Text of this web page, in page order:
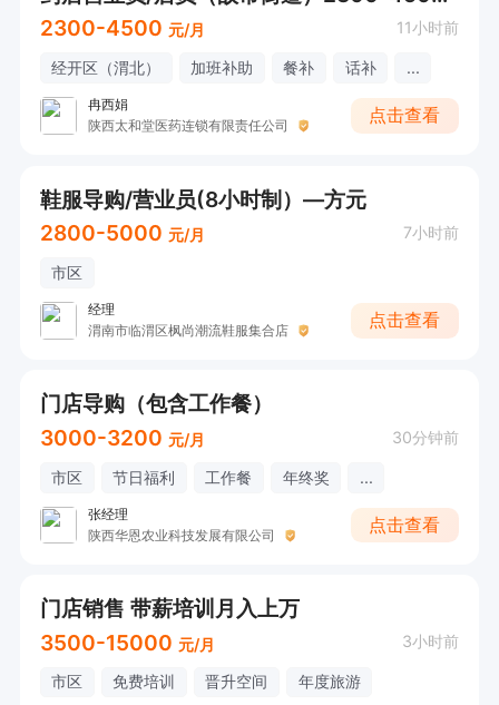
2300-4500 元/月 11小时前
经开区（渭北） 加班补助 餐补 话补 ...
冉西娟
陕西太和堂医药连锁有限责任公司
点击查看
鞋服导购/营业员(8小时制）—方元
2800-5000 元/月 7小时前
市区
经理
渭南市临渭区枫尚潮流鞋服集合店
点击查看
门店导购（包含工作餐）
3000-3200 元/月 30分钟前
市区 节日福利 工作餐 年终奖 ...
张经理
陕西华恩农业科技发展有限公司
点击查看
门店销售 带薪培训月入上万
3500-15000 元/月 3小时前
市区 免费培训 晋升空间 年度旅游